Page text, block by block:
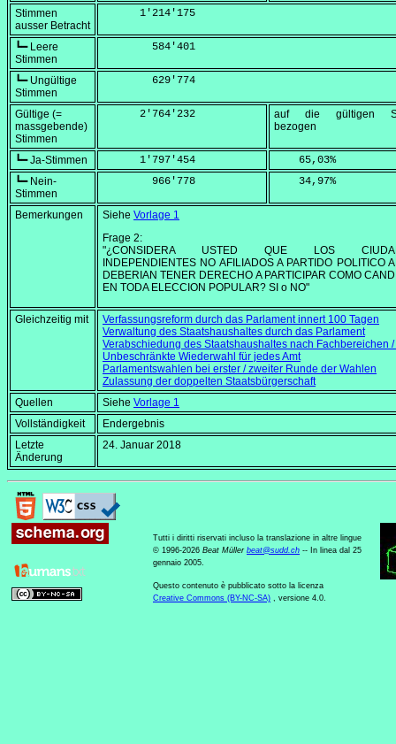
Stimmen
ausser Betracht
      1'214'175
┗━ Leere
Stimmen
        584'401
┗━ Ungültige
Stimmen
        629'774
Gültige (=
massgebende)
Stimmen
      2'764'232
auf die gültigen
bezogen
┗━ Ja-Stimmen
      1'797'454
    65,03
%
┗━ Nein-
Stimmen
        966'778
    34,97
%
Bemerkungen Siehe Vorlage 1
Frage 2:
"¿CONSIDERA USTED QUE LOS
INDEPENDIENTES NO AFILIADOS A PARTIDO POLITICO
DEBERIAN TENER DERECHO A PARTICIPAR COMO
EN TODA ELECCION POPULAR? SI o NO"
Gleichzeitig mit
Verfassungsreform durch das Parlament innert 100 Tagen
Verwaltung des Staatshaushaltes durch das Parlament
Verabschiedung des Staatshaushaltes nach Fachbereichen
Unbeschränkte Wiederwahl für jedes Amt
Parlamentswahlen bei erster / zweiter Runde der Wahlen
Zulassung der doppelten Staatsbürgerschaft
Quellen
Siehe Vorlage 1
Vollständigkeit
Endergebnis
Letzte
Änderung
24. Januar 2018
Tutti i diritti riservati incluso la translazione in altre lingue
© 1996-2026 Beat Müller beat@sudd.ch -- In linea dal 25
gennaio 2005.
Questo contenuto è pubblicato sotto la licenza
Creative Commons (BY-NC-SA) , versione 4.0.